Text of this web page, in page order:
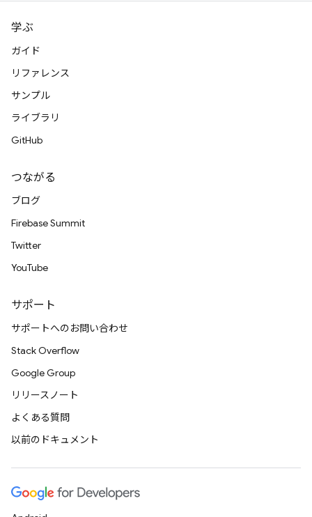
学ぶ
ガイド
リファレンス
サンプル
ライブラリ
GitHub
つながる
ブログ
Firebase Summit
Twitter
YouTube
サポート
サポートへのお問い合わせ
Stack Overflow
Google Group
リリースノート
よくある質問
以前のドキュメント